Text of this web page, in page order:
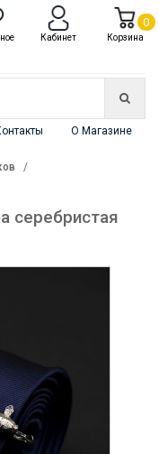
О Магазине
серебристая
Кабинет Корзина
0